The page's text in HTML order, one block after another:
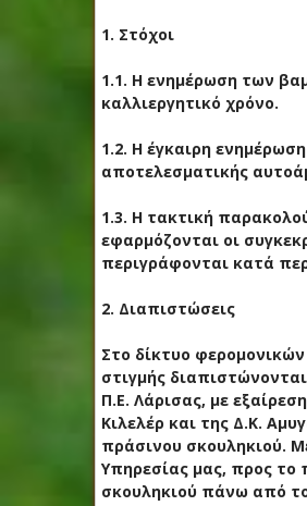
1. Στόχοι
1.1. Η ενημέρωση των
καλλιεργητικό χρόνο.
1.2. Η έγκαιρη
αποτελεσματικής
1.3. Η τακτική
εφαρμόζονται οι
περιγράφονται κατά
2. Διαπιστώσεις
Στο δίκτυο
στιγμής
Π.Ε. Λάρισας, με
Κιλελέρ και της Δ.Κ.
πράσινου σκουληκιού.
Υπηρεσίας μας, προς
σκουληκιού πάνω από